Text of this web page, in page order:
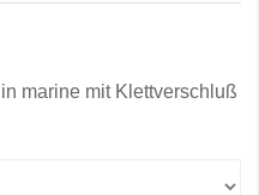
marine mit Klettverschluß